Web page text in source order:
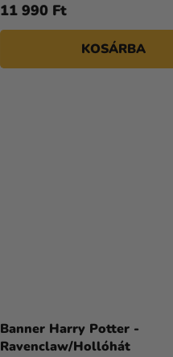
11 990 Ft
KOSÁRBA
Banner Harry Potter -
Ravenclaw/Hollóhát